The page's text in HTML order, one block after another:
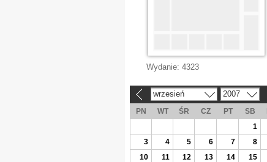
Wydanie: 4323
wrzesień 2007
PN WT ŚR CZ PT SB
1
3
4 5 6 7 8
10
11 12 13 14 15